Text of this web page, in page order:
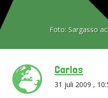
Foto: Sargasso
Carlos
31 juli 2009 ,